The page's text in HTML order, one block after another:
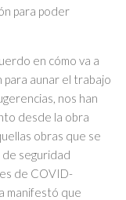
para poder
en cómo va a
aunar el trabajo
nos han
desde la obra
obras que se
de seguridad
de COVID-
manifestó que